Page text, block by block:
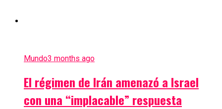
Mundo3 months ago
El régimen de Irán amenazó a Israel
con una “implacable” respuesta